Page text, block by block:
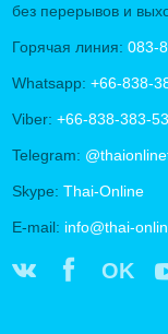
без перерывов и
Горячая линия: 083-
Whatsapp: +66-838-
Viber: +66-838-383-
Telegram:
Skype: Thai-Online
E-mail: info@thai-
OK